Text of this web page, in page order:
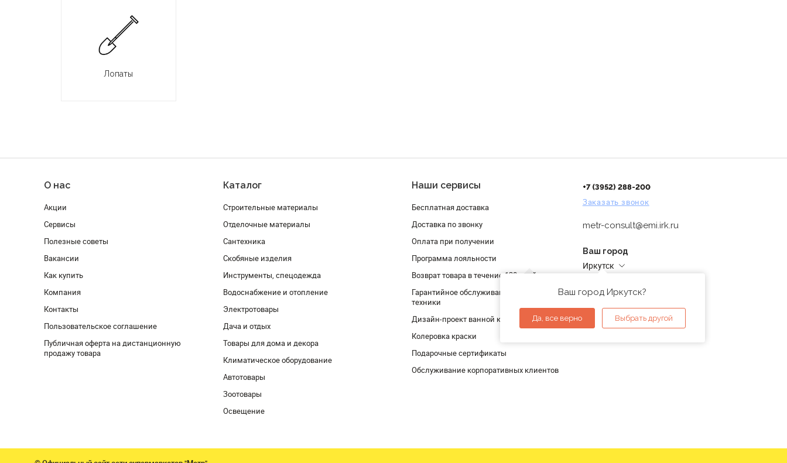
Лопаты
О нас
Акции
Сервисы
Полезные советы
Вакансии
Как купить
Компания
Контакты
Пользовательское соглашение
Публичная оферта на дистанционную
продажу товара
Каталог
Строительные материалы
Отделочные материалы
Сантехника
Скобяные изделия
Инструменты, спецодежда
Водоснабжение и отопление
Электротовары
Дача и отдых
Товары для дома и декора
Климатическое оборудование
Автотовары
Зоотовары
Освещение
Наши сервисы
Бесплатная доставка
Доставка по звонку
Оплата при получении
Программа лояльности
Возврат товара в течение 120 дней
Гарантийное обслуживание и проверка
техники
Дизайн-проект ванной комнаты
Колеровка краски
Подарочные сертификаты
Обслуживание корпоративных клиентов
+7 (3952) 288-200
Заказать звонок
metr-consult@emi.irk.ru
Ваш город
Иркутск
Ваш город Иркутск?
Да, все верно Выбрать другой